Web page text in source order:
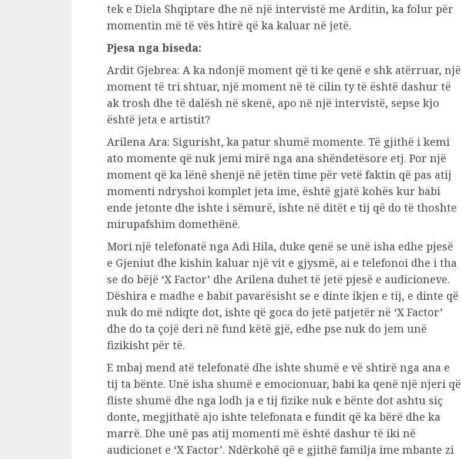
tek e Diela Shqiptare dhe në një intervistë me Arditin, ka folur për
momentin më të vës htirë që ka kaluar në jetë.
Pjesa nga biseda:
Ardit Gjebrea: A ka ndonjë moment që ti ke qenë e shk atërruar, një
moment të tri shtuar, një moment në të cilin ty të është dashur të
ak trosh dhe të dalësh në skenë, apo në një intervistë, sepse kjo
është jeta e artistit?
Arilena Ara: Sigurisht, ka patur shumë momente. Të gjithë i kemi
ato momente që nuk jemi mirë nga ana shëndetësore etj. Por një
moment që ka lënë shenjë në jetën time për vetë faktin që pas atij
momenti ndryshoi komplet jeta ime, është gjatë kohës kur babi
ende jetonte dhe ishte i sëmurë, ishte në ditët e tij që do të thoshte
mirupafshim domethënë.
Mori një telefonatë nga Adi Hila, duke qenë se unë isha edhe pjesë
e Gjeniut dhe kishin kaluar një vit e gjysmë, ai e telefonoi dhe i tha
se do bëjë ‘X Factor’ dhe Arilena duhet të jetë pjesë e audicioneve.
Dëshira e madhe e babit pavarësisht se e dinte ikjen e tij, e dinte që
nuk do më ndiqte dot, ishte që goca do jetë patjetër në ‘X Factor’
dhe do ta çojë deri në fund këtë gjë, edhe pse nuk do jem unë
fizikisht për të.
E mbaj mend atë telefonatë dhe ishte shumë e vë shtirë nga ana e
tij ta bënte. Unë isha shumë e emocionuar, babi ka qenë një njeri që
fliste shumë dhe nga lodh ja e tij fizike nuk e bënte dot ashtu siç
donte, megjithatë ajo ishte telefonata e fundit që ka bërë dhe ka
marrë. Dhe unë pas atij momenti më është dashur të iki në
audicionet e ‘X Factor’. Ndërkohë që e gjithë familja ime mbante zi